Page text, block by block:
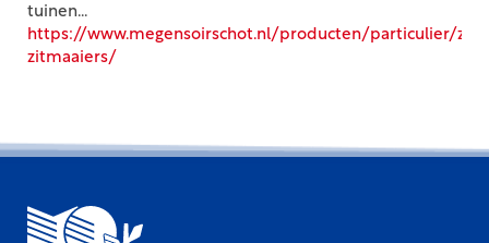
tuinen...
https://www.megensoirschot.nl/producten/particulier/
zitmaaiers/